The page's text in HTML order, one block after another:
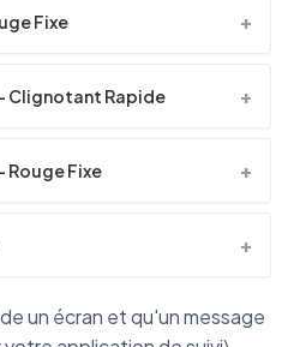
Fixe
Clignotant Rapide
Rouge Fixe
un écran et qu'un message